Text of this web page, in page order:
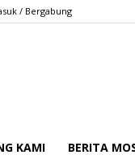
/ Bergabung
KAMI BERITA